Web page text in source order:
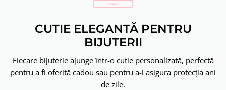
CUTIE ELEGANTĂ PENTRU
BIJUTERII
Fiecare bijuterie ajunge într-o cutie personalizată, perfectă
pentru a fi oferită cadou sau pentru a-i asigura protecția ani
de zile.